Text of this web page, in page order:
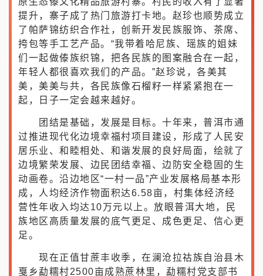
为更好帮助群众脱贫致富，整董镇党委和政府
带领各族群众积极发展茶叶、坚果、橡胶等特色产
业，并立足自然资源优势和深厚的文化底蕴，打造
原生态傣文化精品旅游村寨。村民的收入有了显著
提升，寨子成了热门旅游打卡地。赵珍也顺势成立
了帕萨锦纺织合作社，创新开发民族服饰、茶席、
挎包等手工艺产品。“我带着哈尼族、瑶族的姐妹
们一起做傣族织锦，把各民族的图案融合在一起，
年轻人都很喜欢我们的产品。”赵珍说，各美其
美，美美与共，各民族像石榴籽一样紧紧抱在一
起，日子一定会越来越好。
团结是基础，发展是目标。十年来，普洱市通
过推进现代化边境幸福村项目建设，形成了人民安
居乐业、和睦相处、和谐发展的良好局面，绘就了